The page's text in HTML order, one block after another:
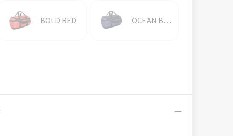
BOLD RED OCEAN BLUE